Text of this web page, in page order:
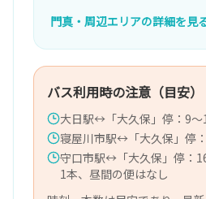
門真・周辺エリアの詳細を見
バス利用時の注意（目安）
大日駅↔「大久保」停：9〜
寝屋川市駅↔「大久保」停
守口市駅↔「大久保」停：
1本、昼間の便はなし